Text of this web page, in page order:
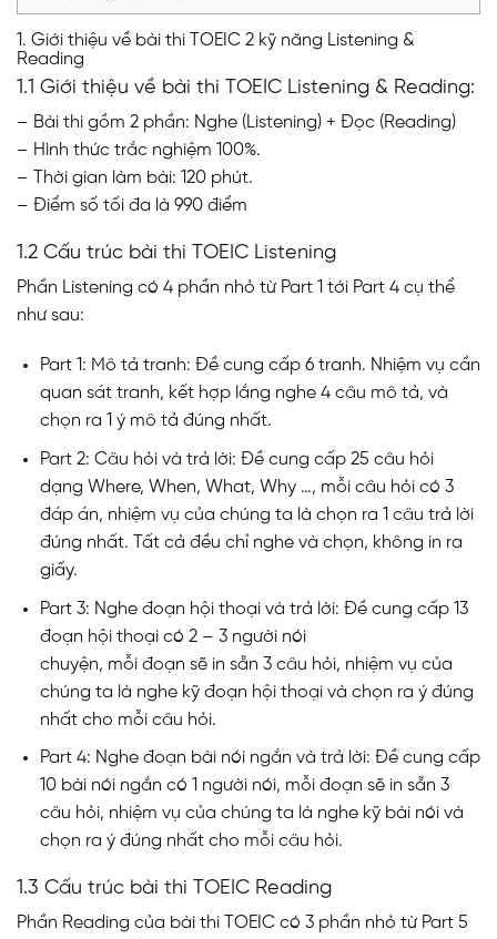
1. Giới thiệu về bài thi TOEIC 2 kỹ năng Listening &
Reading
1.1 Giới thiệu về bài thi TOEIC Listening & Reading:
– Bài thi gồm 2 phần: Nghe (Listening) + Đọc (Reading)
– Hình thức trắc nghiệm 100%.
– Thời gian làm bài: 120 phút.
– Điểm số tối đa là 990 điểm
1.2 Cấu trúc bài thi TOEIC Listening
Phần Listening có 4 phần nhỏ từ Part 1 tới Part 4 cụ thể
như sau:
Part 1: Mô tả tranh: Đề cung cấp 6 tranh. Nhiệm vụ cần
quan sát tranh, kết hợp lắng nghe 4 câu mô tả, và
chọn ra 1 ý mô tả đúng nhất.
Part 2: Câu hỏi và trả lời: Đề cung cấp 25 câu hỏi
dạng Where, When, What, Why …, mỗi câu hỏi có 3
đáp án, nhiệm vụ của chúng ta là chọn ra 1 câu trả lời
đúng nhất. Tất cả đều chỉ nghe và chọn, không in ra
giấy.
Part 3: Nghe đoạn hội thoại và trả lời: Đề cung cấp 13
đoạn hội thoại có 2 – 3 người nói
chuyện, mỗi đoạn sẽ in sẵn 3 câu hỏi, nhiệm vụ của
chúng ta là nghe kỹ đoạn hội thoại và chọn ra ý đúng
nhất cho mỗi câu hỏi.
Part 4: Nghe đoạn bài nói ngắn và trả lời: Đề cung cấp
10 bài nói ngắn có 1 người nói, mỗi đoạn sẽ in sẵn 3
câu hỏi, nhiệm vụ của chúng ta là nghe kỹ bài nói và
chọn ra ý đúng nhất cho mỗi câu hỏi.
1.3 Cấu trúc bài thi TOEIC Reading
Phần Reading của bài thi TOEIC có 3 phần nhỏ từ Part 5